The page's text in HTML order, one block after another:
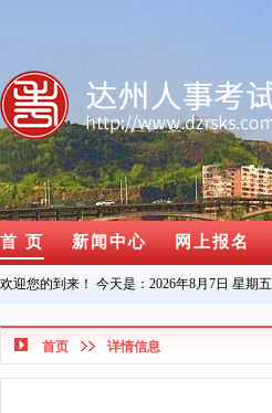
首 页 新闻中心 网上报名
欢迎您的到来！ 今天是： 2026年8月7日 星期五
首页 详情信息